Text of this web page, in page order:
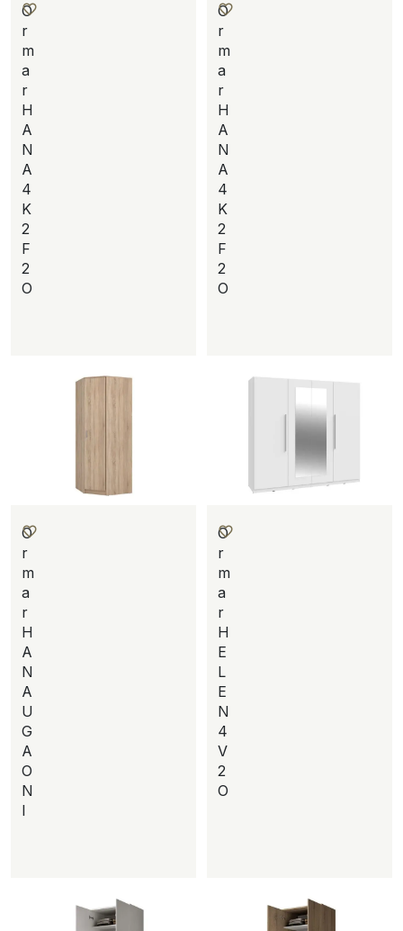
O
r
m
a
r
H
A
N
A
4
K
2
F
2
O
O
r
m
a
r
H
A
N
A
4
K
2
F
2
O
O
r
m
a
r
H
A
N
A
U
G
A
O
N
I
O
r
m
a
r
H
E
L
E
N
4
V
2
O